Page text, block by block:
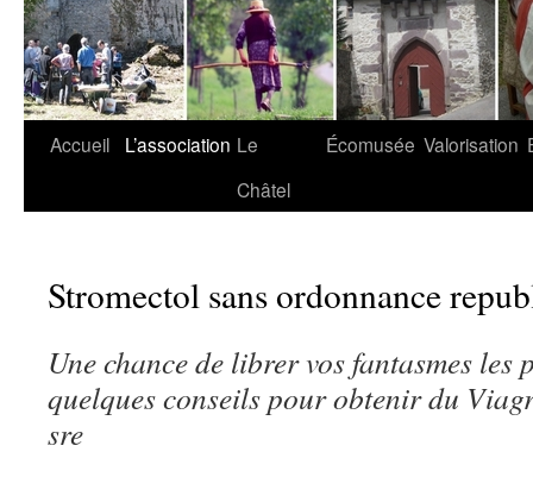
Aller
Accueil L’association Le
Châtel
Écomusée Valorisation
Stromectol sans ordonnance
Une chance de librervos fantasmes les
quelquesconseils pour obtenir du
sre